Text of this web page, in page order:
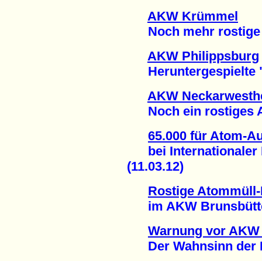
AKW Krümmel
Noch mehr rostige
AKW Philippsburg
Heruntergespielte
AKW
Noch ein rostiges
65.000 für Atom-
bei Internationaler
(11.03.12)
Rostige
im AKW
Warnung vor
Der Wahnsinn der